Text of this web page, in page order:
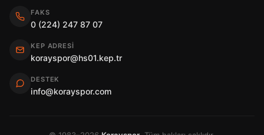
FAKS
0 (224) 247 87 07
KEP ADRESI
korayspor@hs01.kep.tr
DESTEK
info@korayspor.com